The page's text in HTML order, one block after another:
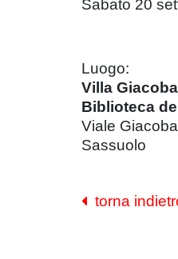
Sabato 20
Luogo:
Villa
Biblioteca
Viale
Sassuolo
torna